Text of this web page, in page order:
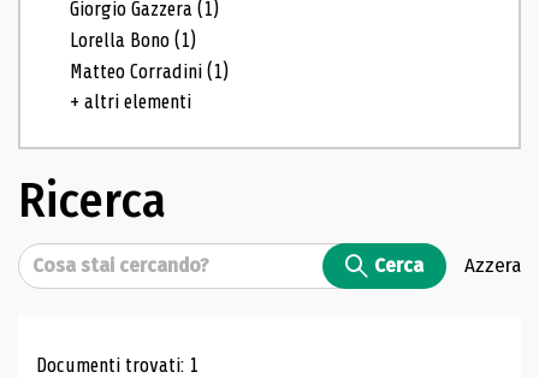
Giorgio Gazzera(1)
Lorella Bono(1)
Matteo Corradini(1)
+ altri elementi
Ricerca
Cerca Cerca Azzera
Documenti trovati: 1